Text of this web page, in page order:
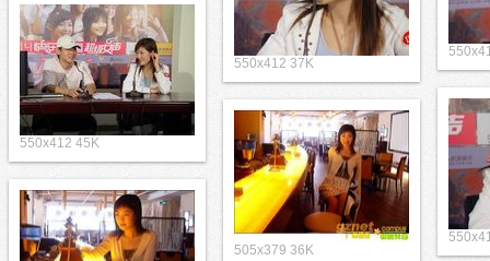
550x412 37K
550x412 45K
505x379 36K